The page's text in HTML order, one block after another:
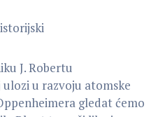
J. Robertu
u razvoju atomske
gledat ćemo